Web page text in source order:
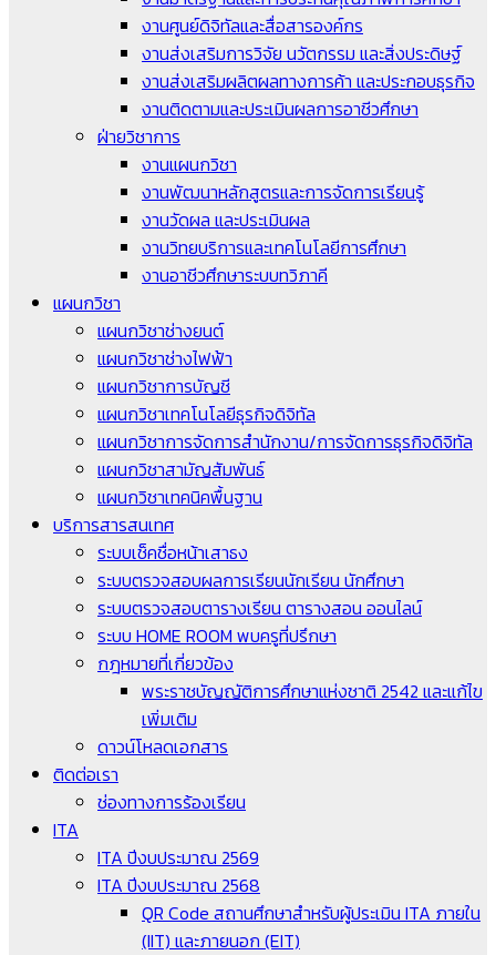
งานศูนย์ดิจิทัลและสื่อสารองค์กร
งานส่งเสริมการวิจัย นวัตกรรม และสิ่งประดิษฐ์
งานส่งเสริมผลิตผลทางการค้า และประกอบธุรกิจ
งานติดตามและประเมินผลการอาชีวศึกษา
ฝ่ายวิชาการ
งานแผนกวิชา
งานพัฒนาหลักสูตรและการจัดการเรียนรู้
งานวัดผล และประเมินผล
งานวิทยบริการและเทคโนโลยีการศึกษา
งานอาชีวศึกษาระบบทวิภาคี
แผนกวิชา
แผนกวิชาช่างยนต์
แผนกวิชาช่างไฟฟ้า
แผนกวิชาการบัญชี
แผนกวิชาเทคโนโลยีธุรกิจดิจิทัล
แผนกวิชาการจัดการสำนักงาน/การจัดการธุรกิจดิจิทัล
แผนกวิชาสามัญสัมพันธ์
แผนกวิชาเทคนิคพื้นฐาน
บริการสารสนเทศ
ระบบเช็คชื่อหน้าเสาธง
ระบบตรวจสอบผลการเรียนนักเรียน นักศึกษา
ระบบตรวจสอบตารางเรียน ตารางสอน ออนไลน์
ระบบ HOME ROOM พบครูที่ปรึกษา
กฎหมายที่เกี่ยวข้อง
พระราชบัญญัติการศึกษาแห่งชาติ 2542 และแก้ไข
เพิ่มเติม
ดาวน์โหลดเอกสาร
ติดต่อเรา
ช่องทางการร้องเรียน
ITA
ITA ปีงบประมาณ 2569
ITA ปีงบประมาณ 2568
QR Code สถานศึกษาสำหรับผู้ประเมิน ITA ภายใน
(IIT) และภายนอก (EIT)